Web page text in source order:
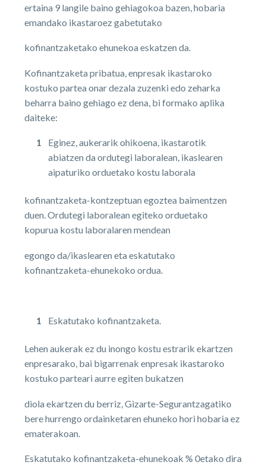
ertaina 9 langile baino gehiagokoa bazen, hobaria
emandako ikastaroez gabetutako
kofinantzaketako ehunekoa eskatzen da.
Kofinantzaketa pribatua, enpresak ikastaroko
kostuko partea onar dezala zuzenki edo zeharka
beharra baino gehiago ez dena, bi formako aplika
daiteke:
Eginez, aukerarik ohikoena, ikastarotik
abiatzen da ordutegi laboralean, ikaslearen
aipaturiko orduetako kostu laborala
kofinantzaketa-kontzeptuan egoztea baimentzen
duen. Ordutegi laboralean egiteko orduetako
kopurua kostu laboralaren mendean
egongo da/ikaslearen eta eskatutako
kofinantzaketa-ehunekoko ordua.
Eskatutako kofinantzaketa.
Lehen aukerak ez du inongo kostu estrarik ekartzen
enpresarako, bai bigarrenak enpresak ikastaroko
kostuko parteari aurre egiten bukatzen
diola ekartzen du berriz, Gizarte-Segurantzagatiko
bere hurrengo ordainketaren ehuneko hori hobaria ez
ematerakoan.
Eskatutako kofinantzaketa-ehunekoak % 0etako dira